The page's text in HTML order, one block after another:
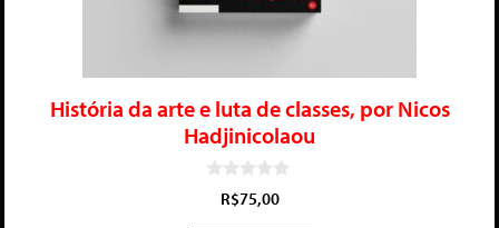
História da arte e luta de classes, por Nicos
Hadjinicolaou
R$75,00